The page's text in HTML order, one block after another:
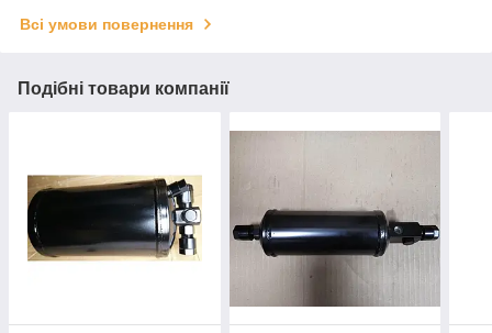
Всі умови повернення
Подібні товари компанії